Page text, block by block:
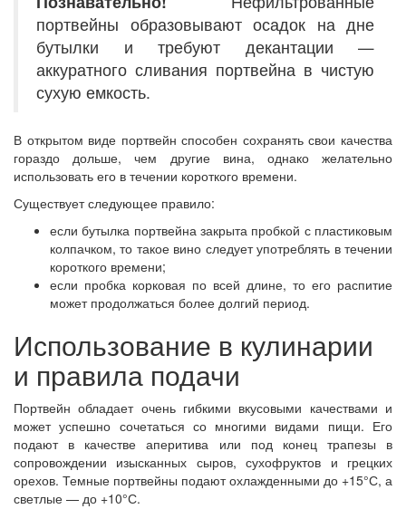
портвейны образовывают осадок на дне
бутылки и требуют декантации —
аккуратного сливания портвейна в чистую
сухую емкость.
В открытом виде портвейн способен сохранять свои качества
гораздо дольше, чем другие вина, однако желательно
использовать его в течении короткого времени.
Существует следующее правило:
если бутылка портвейна закрыта пробкой с пластиковым
колпачком, то такое вино следует употреблять в течении
короткого времени;
если пробка корковая по всей длине, то его распитие
может продолжаться более долгий период.
Использование в кулинарии
и правила подачи
Портвейн обладает очень гибкими вкусовыми качествами и
может успешно сочетаться со многими видами пищи. Его
подают в качестве аперитива или под конец трапезы в
сопровождении изысканных сыров, сухофруктов и грецких
орехов. Темные портвейны подают охлажденными до +15°С, а
светлые — до +10°С.